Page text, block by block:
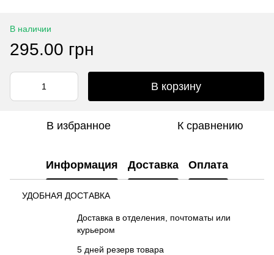
В наличии
295.00 грн
В корзину
В избранное К сравнению
Информация Доставка Оплата
УДОБНАЯ ДОСТАВКА
Доставка в отделения, почтоматы или
курьером
5 дней резерв товара